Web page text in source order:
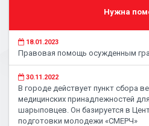
Нужна
18.01.2023
Правовая помощь осужденным
30.11.2022
В городе действует пункт сбора
медицинских принадлежностей
шарыповцев. Он базируется в
подготовки молодежи «СМЕРЧ»